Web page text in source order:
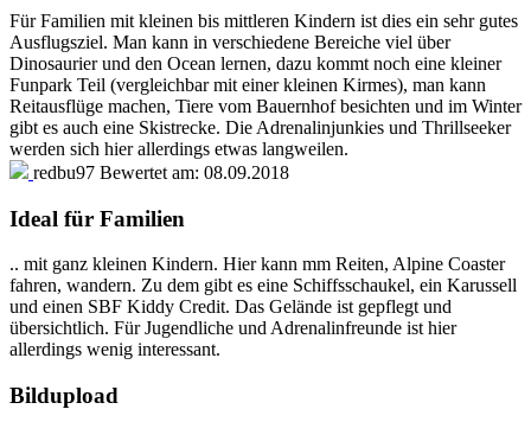
Für Familien mit kleinen bis mittleren Kindern ist dies ein sehr gutes
Ausflugsziel. Man kann in verschiedene Bereiche viel über
Dinosaurier und den Ocean lernen, dazu kommt noch eine kleiner
Funpark Teil (vergleichbar mit einer kleinen Kirmes), man kann
Reitausflüge machen, Tiere vom Bauernhof besichten und im Winter
gibt es auch eine Skistrecke. Die Adrenalinjunkies und Thrillseeker
werden sich hier allerdings etwas langweilen.
redbu97 Bewertet am: 08.09.2018
Ideal für Familien
.. mit ganz kleinen Kindern. Hier kann mm Reiten, Alpine Coaster
fahren, wandern. Zu dem gibt es eine Schiffsschaukel, ein Karussell
und einen SBF Kiddy Credit. Das Gelände ist gepflegt und
übersichtlich. Für Jugendliche und Adrenalinfreunde ist hier
allerdings wenig interessant.
Bildupload